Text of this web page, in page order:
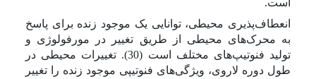
است.
انعطاف‌پذیری محیطی، توانایی یک موجود زنده برای پاسخ
به محرک‌های محیطی از طریق تغییر در مورفولوژی و
تولید فنوتیپ‌های مختلف است (30). تغییرات محیطی در
طول دوره لاروی، ویژگی‌های فنوتیپی موجود زنده را تغییر